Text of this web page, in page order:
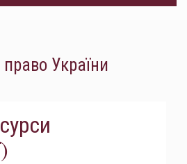
право України